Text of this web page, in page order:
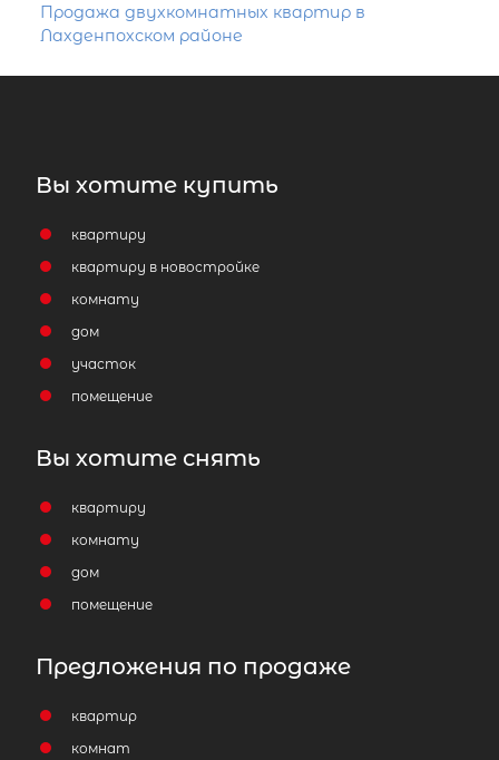
Продажа двухкомнатных квартир в
Лахденпохском районе
Вы хотите купить
квартиру
квартиру в новостройке
комнату
дом
участок
помещение
Вы хотите снять
квартиру
комнату
дом
помещение
Предложения по продаже
квартир
комнат